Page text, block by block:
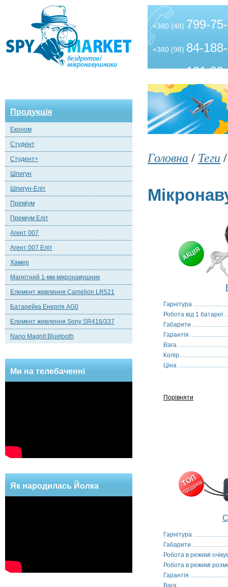
+380 (48) 799-
+380 (98) 84-
101-
Продукція
Економ
Студент
Студент+
Шпигун
Шпигун-Еліт
Преміум
Преміум Еліт
Агент 007
Агент 007 Еліт
Хамер
Магнітний 1-мм мікронавушник
Елемент живлення Camelion LR521
Батарейка Енергія AG0
Елемент живлення Sony SR416/337
Nano Magnit Bluetooth
Ми на телебаченні
Як народилась Йолка
Головна / Теги
Гарнітура
Робота від 1 батареї
Габарити
Гарантія
Вага
Колір
Ціна
Порівняти
Гарнітура
Габарити
Робота в режимі
Робота в режимі
Гарантія
Вага